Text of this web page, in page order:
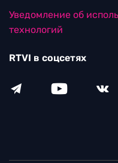
Уведомление об
технологий
RTVI в соцсетях